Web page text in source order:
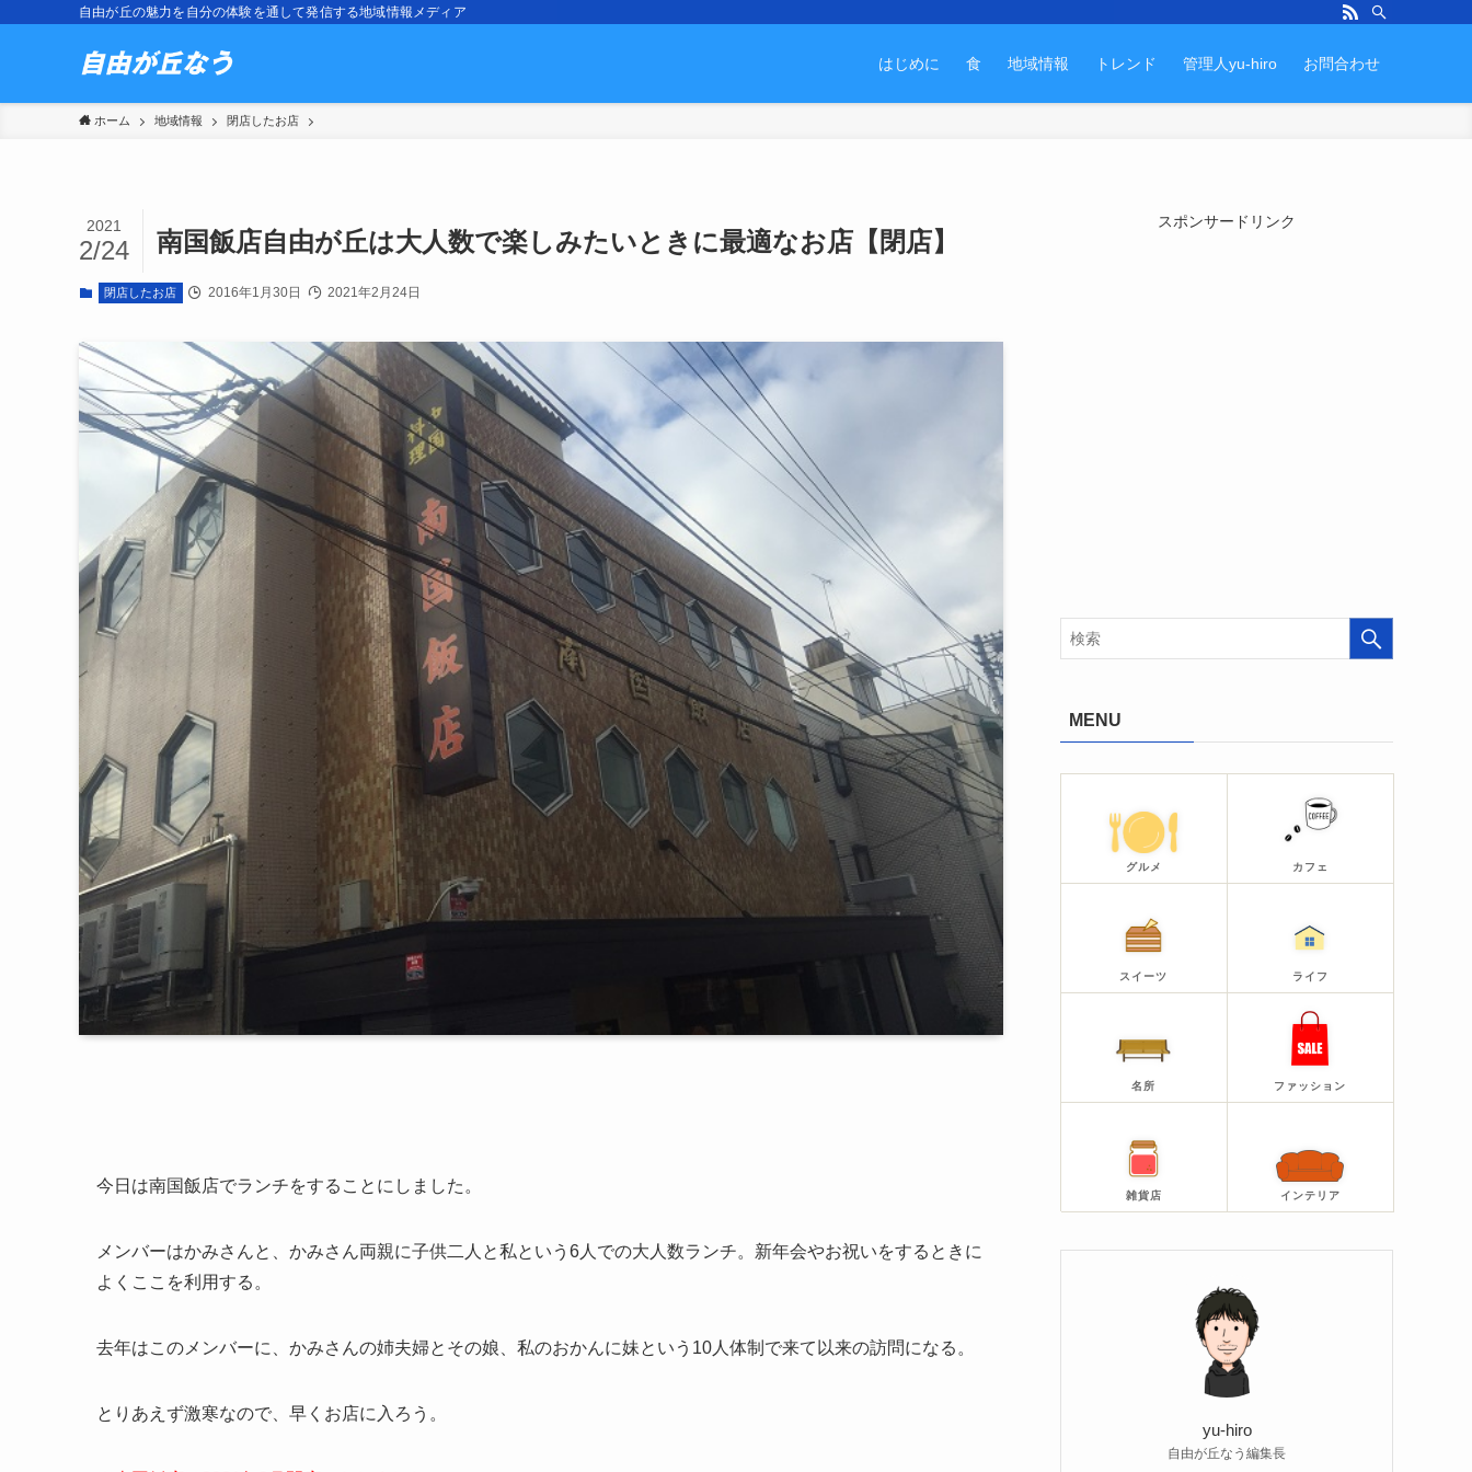
自由が丘の魅力を自分の体験を通して発信する地域情報メディア
はじめに 食 地域情報 トレンド 管理人yu-hiro お問合わせ
ホーム 地域情報 閉店したお店
南国飯店自由が丘は大人数で楽しみたいときに最適なお店【閉店】
2021
2/24
閉店したお店 2016年1月30日 2021年2月24日
今日は南国飯店でランチをすることにしました。
メンバーはかみさんと、かみさん両親に子供二人と私という6人での大人数ランチ。新年会やお祝いをするときに
よくここを利用する。
去年はこのメンバーに、かみさんの姉夫婦とその娘、私のおかんに妹という10人体制で来て以来の訪問になる。
とりあえず激寒なので、早くお店に入ろう。
スポンサードリンク
MENU
グルメ カフェ
スイーツ ライフ
名所 ファッション
雑貨店 インテリア
yu-hiro
自由が丘なう編集長